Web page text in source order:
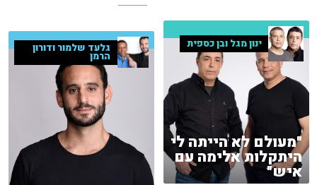
ינון מגל ובן כספית
"מעולם לא הייתה לי
היתקלות אלימה עם
איש"
גלעד שלמור ודורון
הרמן